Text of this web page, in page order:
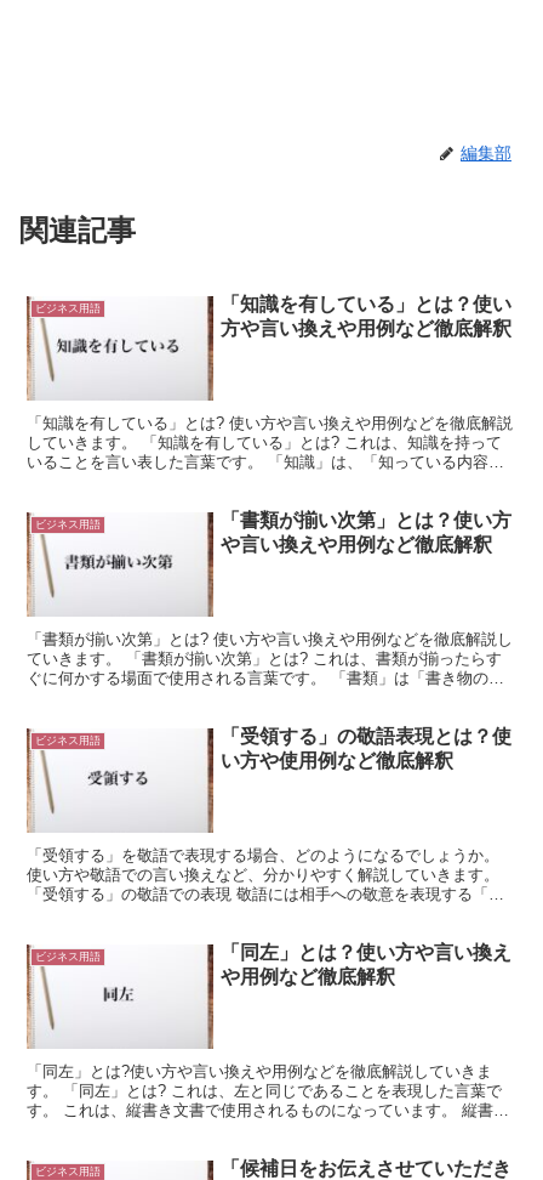
編集部
関連記事
ビジネス用語
「知識を有している」とは？使い
方や言い換えや用例など徹底解釈
「知識を有している」とは? 使い方や言い換えや用例などを徹底解説
していきます。 「知識を有している」とは? これは、知識を持って
いることを言い表した言葉です。 「知識」は、「知っている内容」
ビジネス用語
「書類が揃い次第」とは？使い方
や言い換えや用例など徹底解釈
「書類が揃い次第」とは? 使い方や言い換えや用例などを徹底解説し
ていきます。 「書類が揃い次第」とは? これは、書類が揃ったらす
ぐに何かする場面で使用される言葉です。 「書類」は「書き物のた
ビジネス用語
「受領する」の敬語表現とは？使
い方や使用例など徹底解釈
「受領する」を敬語で表現する場合、どのようになるでしょうか。
使い方や敬語での言い換えなど、分かりやすく解説していきます。
「受領する」の敬語での表現 敬語には相手への敬意を表現する「尊
ビジネス用語
「同左」とは？使い方や言い換え
や用例など徹底解釈
「同左」とは?使い方や言い換えや用例などを徹底解説していきま
す。 「同左」とは? これは、左と同じであることを表現した言葉で
す。 これは、縦書き文書で使用されるものになっています。 縦書き
ビジネス用語
「候補日をお伝えさせていただき